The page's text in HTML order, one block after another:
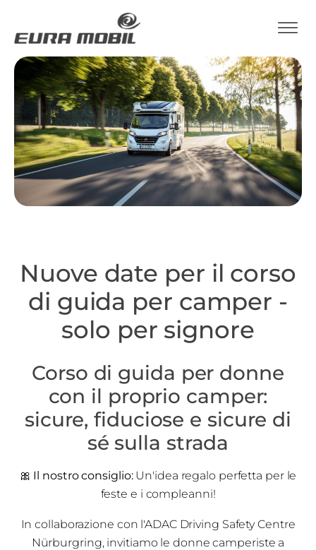
Nuove date per il corso
di guida per camper -
solo per signore
Corso di guida per donne
con il proprio camper:
sicure, fiduciose e sicure di
sé sulla strada
🎀 Il nostro consiglio:Un'idea regalo perfetta per le
feste e i compleanni!
In collaborazione con l'ADAC Driving Safety Centre
Nürburgring, invitiamo le donne camperiste a